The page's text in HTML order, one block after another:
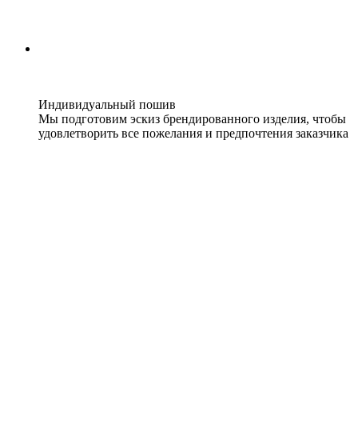
Индивидуальный пошив
Мы подготовим эскиз брендированного изделия, чтобы
удовлетворить все пожелания и предпочтения заказчика